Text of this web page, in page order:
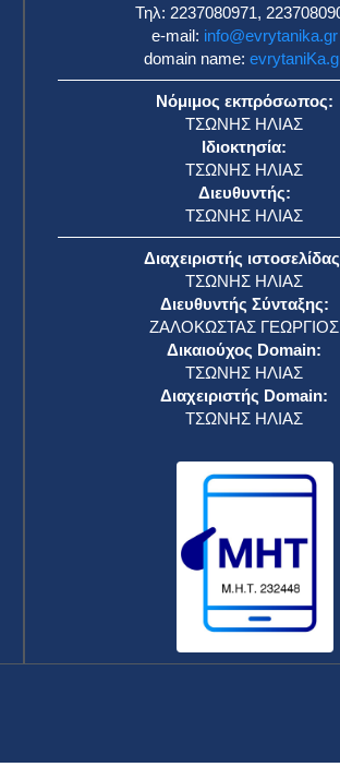
Τηλ: 2237080971,
e-mail: info@evrytanika.gr
domain name:
Νόμιμος εκπρόσωπος:
ΤΣΩΝΗΣ ΗΛΙΑΣ
Ιδιοκτησία:
ΤΣΩΝΗΣ ΗΛΙΑΣ
Διευθυντής:
ΤΣΩΝΗΣ ΗΛΙΑΣ
Διαχειριστής
ΤΣΩΝΗΣ ΗΛΙΑΣ
Διευθυντής Σύνταξης:
ΖΑΛΟΚΩΣΤΑΣ ΓΕΩΡΓΙΟΣ
Δικαιούχος Domain:
ΤΣΩΝΗΣ ΗΛΙΑΣ
Διαχειριστής Domain:
ΤΣΩΝΗΣ ΗΛΙΑΣ